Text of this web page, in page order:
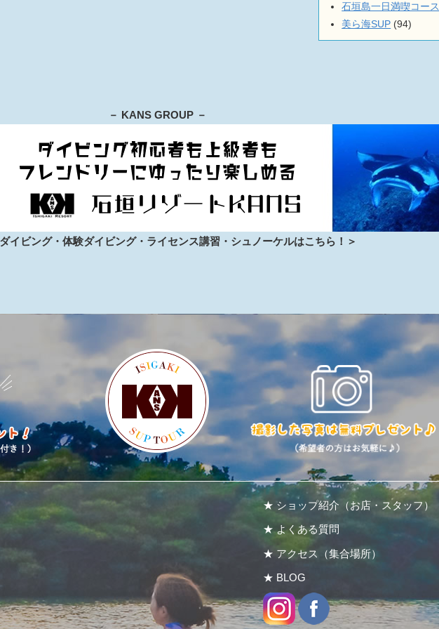
石垣島一日満喫コース
美ら海SUP (94)
－ KANS GROUP －
イビング・体験ダイビング・ライセンス講習・シュノーケルはこちら！＞
★ ショップ紹介（お店・スタッフ）
★ よくある質問
★ アクセス（集合場所）
★ BLOG